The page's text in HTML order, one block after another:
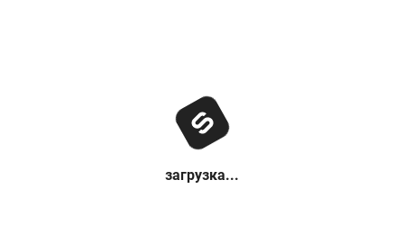
загрузка...